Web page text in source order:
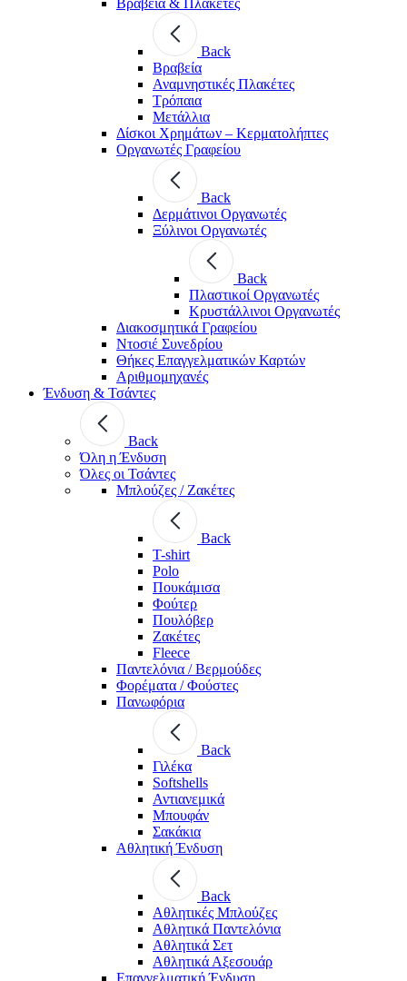
Back
Βραβεία
Αναμνηστικές Πλακέτες
Τρόπαια
Μετάλλια
Δίσκοι Χρημάτων – Κερματολήπτες
Οργανωτές Γραφείου
Back
Δερμάτινοι Οργανωτές
Ξύλινοι Οργανωτές
Back
Πλαστικοί Οργανωτές
Κρυστάλλινοι Οργανωτές
Διακοσμητικά Γραφείου
Ντοσιέ Συνεδρίου
Θήκες Επαγγελματικών Καρτών
Αριθμομηχανές
Ένδυση & Τσάντες
Back
Όλη η Ένδυση
Όλες οι Τσάντες
Μπλούζες / Ζακέτες
Back
T-shirt
Polo
Πουκάμισα
Φούτερ
Πουλόβερ
Ζακέτες
Fleece
Παντελόνια / Βερμούδες
Φορέματα / Φούστες
Πανωφόρια
Back
Γιλέκα
Softshells
Αντιανεμικά
Μπουφάν
Σακάκια
Αθλητική Ένδυση
Back
Aθλητικές Μπλούζες
Αθλητικά Παντελόνια
Αθλητικά Σετ
Αθλητικά Αξεσουάρ
Επαγγελματική Ένδυση